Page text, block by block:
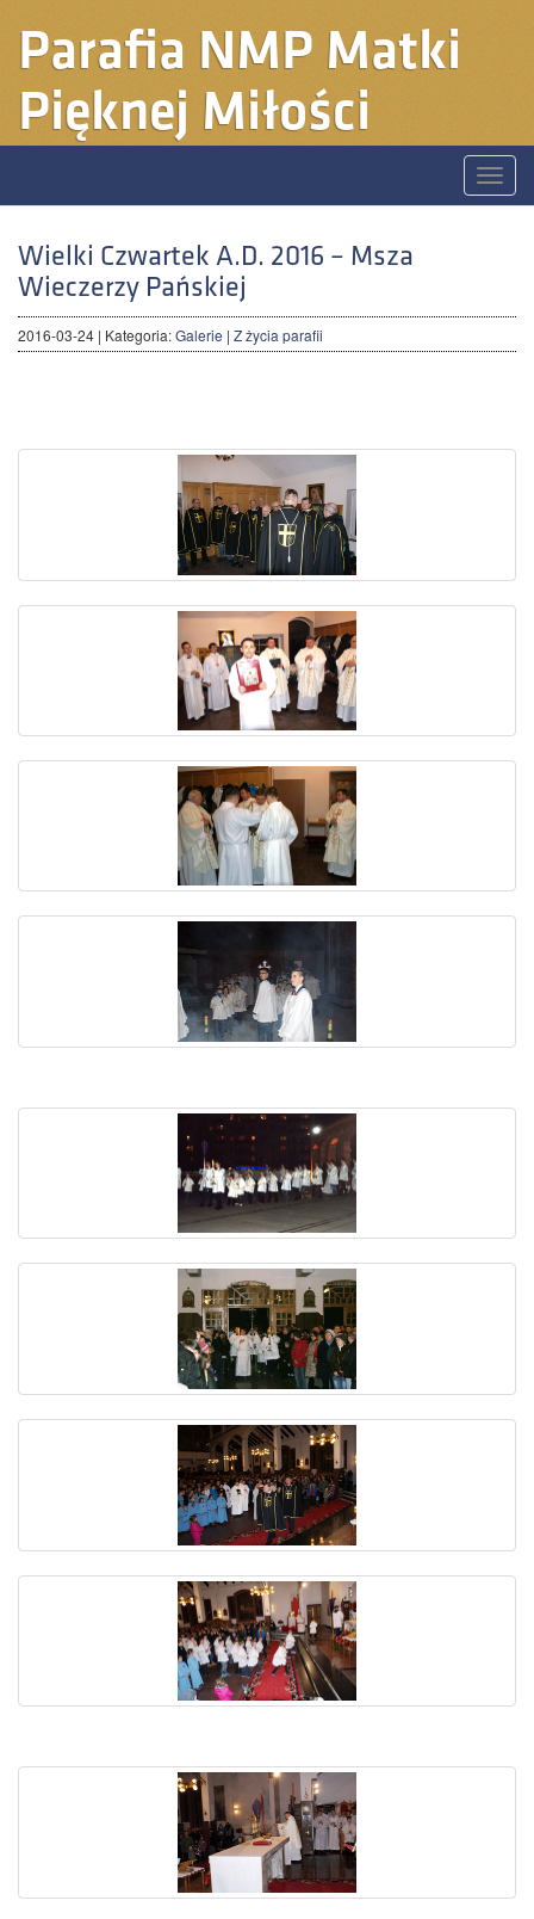
Parafia NMP Matki
Pięknej Miłości
Toggle
Wielki Czwartek A.D. 2016 – Msza
Wieczerzy Pańskiej
2016-03-24 | Kategoria:Galerie | Z życia parafii